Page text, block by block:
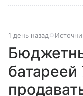
1 день назад